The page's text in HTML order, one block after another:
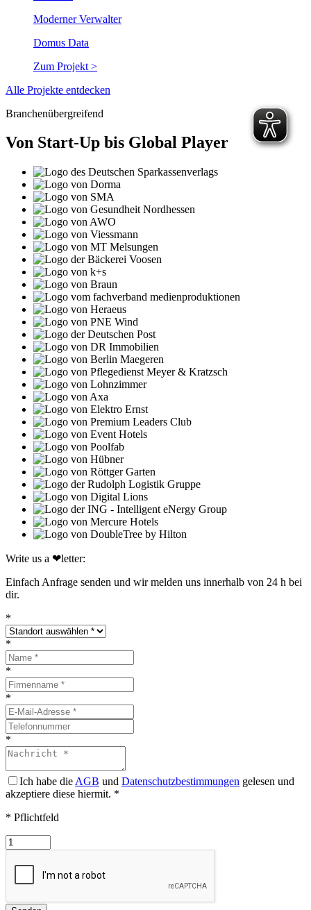
Moderner Verwalter
Domus Data
Zum Projekt >
Alle Projekte entdecken
Branchenübergreifend
Von Start-Up bis Global Player
Write us a ❤︎letter:
Einfach Anfrage senden und wir melden uns innerhalb von 24 h bei
dir.
*
*
*
*
*
Ich habe die AGB und Datenschutzbestimmungen gelesen und
akzeptiere diese hiermit. *
* Pflichtfeld